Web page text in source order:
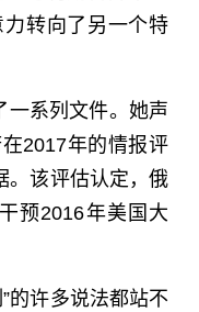
转向了另一个特
一系列文件。她声
2017年的情报评
。该评估认定，俄
预2016年美国大
的许多说法都站不